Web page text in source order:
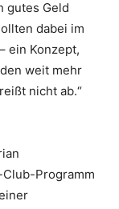
gutes Geld
dabei im
ein Konzept,
weit mehr
nicht ab.“
Programm